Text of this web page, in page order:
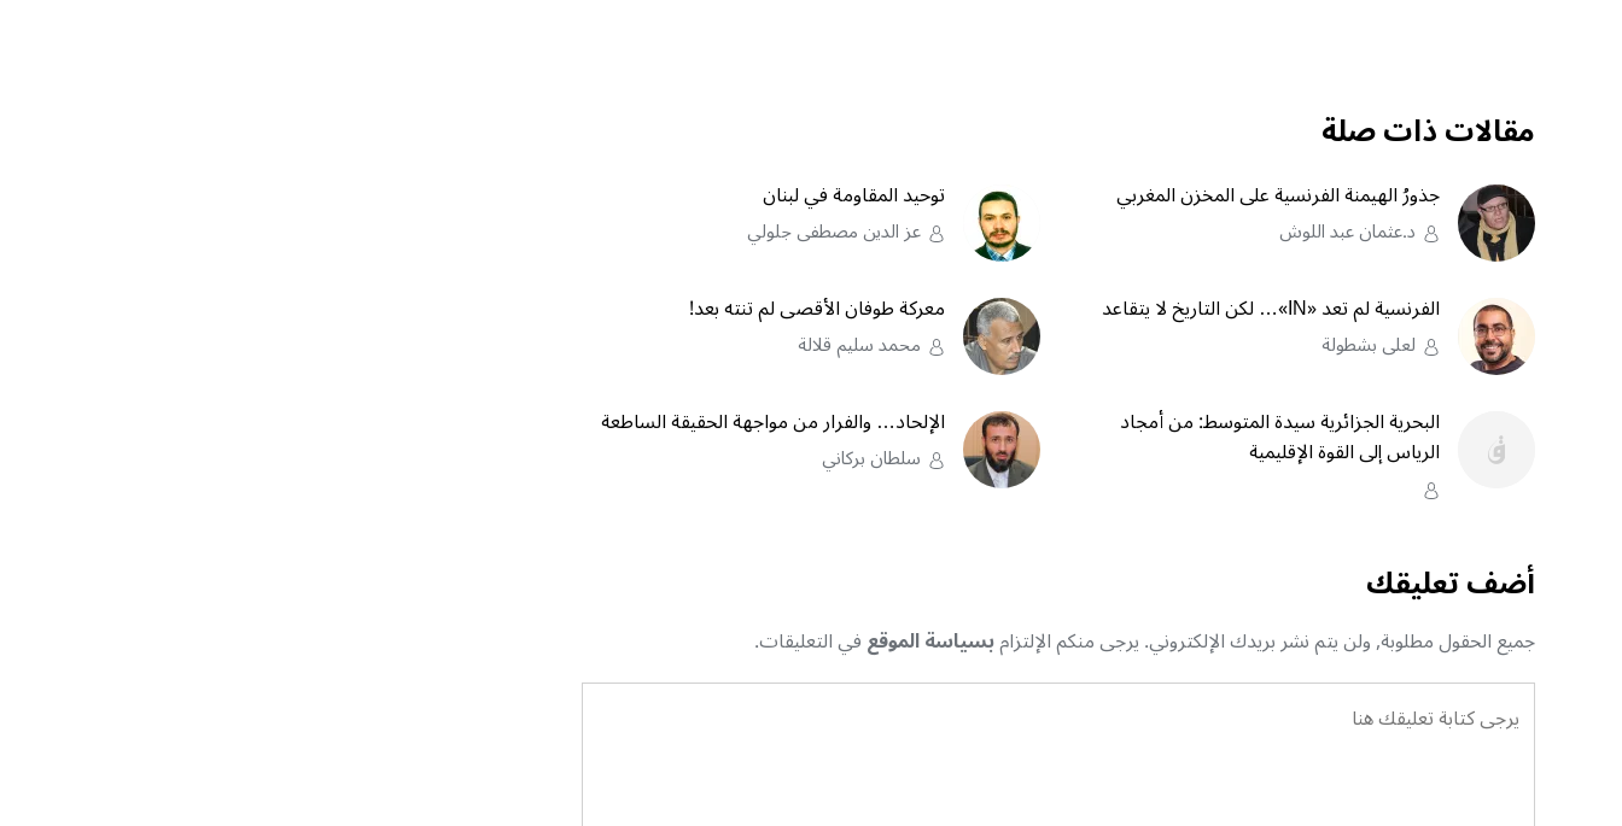
مقالات ذات صلة
جذورُ الهيمنة الفرنسية على المخزن المغربي
د.عثمان عبد اللوش
توحيد المقاومة في لبنان
عز الدين مصطفى جلولي
الفرنسية لم تعد «IN»… لكن التاريخ لا يتقاعد
لعلى بشطولة
معركة طوفان الأقصى لم تنته بعد!
محمد سليم قلالة
البحرية الجزائرية سيدة المتوسط: من أمجاد
الرياس إلى القوة الإقليمية
الإلحاد… والفرار من مواجهة الحقيقة الساطعة
سلطان بركاني
أضف تعليقك
جميع الحقول مطلوبة, ولن يتم نشر بريدك الإلكتروني. يرجى منكم الإلتزامبسياسة الموقعفي التعليقات.